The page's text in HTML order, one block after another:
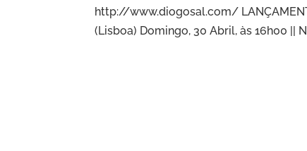
http://www.diogosal.com/
(Lisboa) Domingo, 30 Abril, às 16h00 ||